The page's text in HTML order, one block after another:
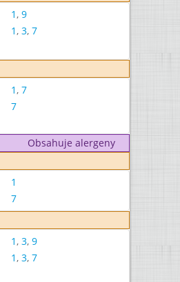
1, 9
1, 3, 7
1, 7
7
Obsahuje alergeny
1
7
1, 3, 9
1, 3, 7